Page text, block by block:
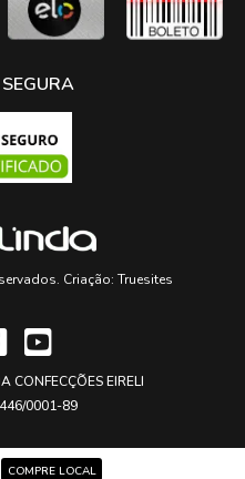
Criação: Truesites
CONFECÇÕES EIRELI
0001-89
COMPRE LOCAL